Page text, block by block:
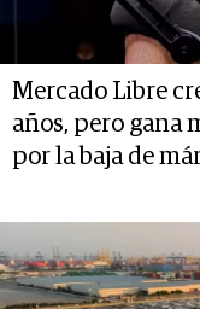
Mercado Libre
años, pero gana
por la baja de